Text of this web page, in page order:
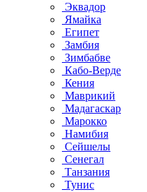
Эквадор
Ямайка
Египет
Замбия
Зимбабве
Кабо-Верде
Кения
Маврикий
Мадагаскар
Марокко
Намибия
Сейшелы
Сенегал
Танзания
Тунис